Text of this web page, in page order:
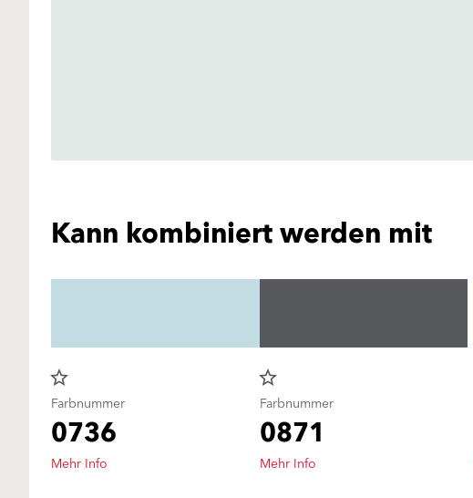
Kann kombiniert werden mit
star_border
Farbnummer
0736
Mehr Info
star_border
Farbnummer
0871
Mehr Info